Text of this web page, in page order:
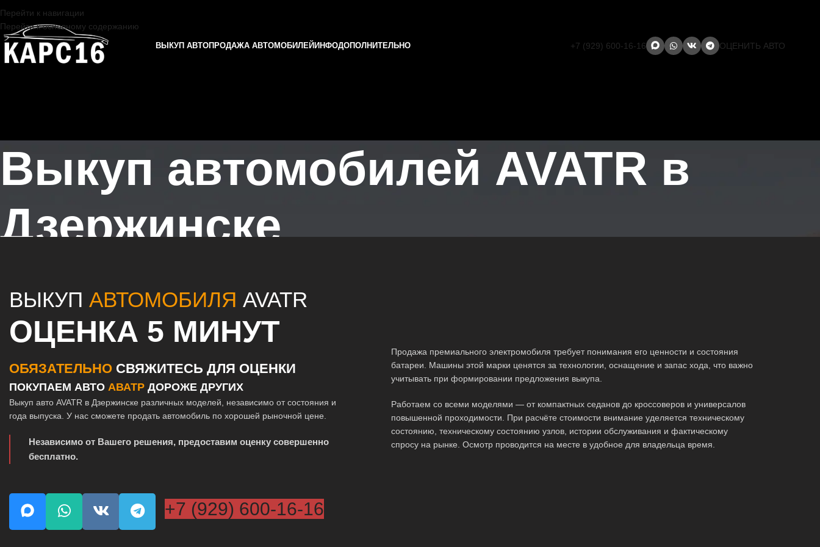
Перейти к навигации
Перейти к основному содержанию
ВЫКУП АВТОПРОДАЖА АВТОМОБИЛЕЙ ИНФОДОПОЛНИТЕЛЬНО +7 (929) 600-16-16 ОЦЕНИТЬ АВТО
Выкуп автомобилей AVATR в
Дзержинске
ВЫКУП АВТОМОБИЛЯ AVATR
ОЦЕНКА 5 МИНУТ
ОБЯЗАТЕЛЬНО СВЯЖИТЕСЬ ДЛЯ ОЦЕНКИ
ПОКУПАЕМ АВТО АВАТР ДОРОЖЕ ДРУГИХ
Выкуп авто AVATR в Дзержинске различных моделей, независимо от состояния и
года выпуска. У нас сможете продать автомобиль по хорошей рыночной цене.
Независимо от Вашего решения, предоставим оценку совершенно
бесплатно.
+7 (929) 600-16-16
Продажа премиального электромобиля требует понимания его ценности и состояния
батареи. Машины этой марки ценятся за технологии, оснащение и запас хода, что важно
учитывать при формировании предложения выкупа.
Работаем со всеми моделями — от компактных седанов до кроссоверов и универсалов
повышенной проходимости. При расчёте стоимости внимание уделяется техническому
состоянию, техническому состоянию узлов, истории обслуживания и фактическому
спросу на рынке. Осмотр проводится на месте в удобное для владельца время.